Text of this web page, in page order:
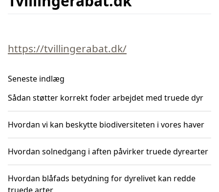
https://tvillingerabat.dk/
Seneste indlæg
Sådan støtter korrekt foder arbejdet med truede dyr
Hvordan vi kan beskytte biodiversiteten i vores haver
Hvordan solnedgang i aften påvirker truede dyrearter
Hvordan blåfads betydning for dyrelivet kan redde